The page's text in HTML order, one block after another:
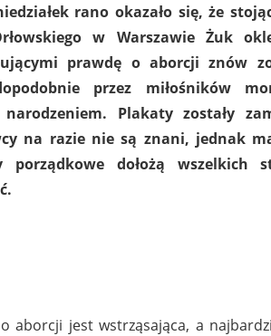
rano okazało się, że
w Warszawie Żuk
prawdę o aborcji znów
przez miłośników
narodzeniem. Plakaty zostały
na razie nie są znani, jednak
porządkowe dołożą wszelkich
aborcji jest wstrząsająca, a